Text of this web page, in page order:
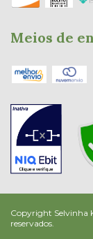
Meios de
Copyright Selvinha
reservados.